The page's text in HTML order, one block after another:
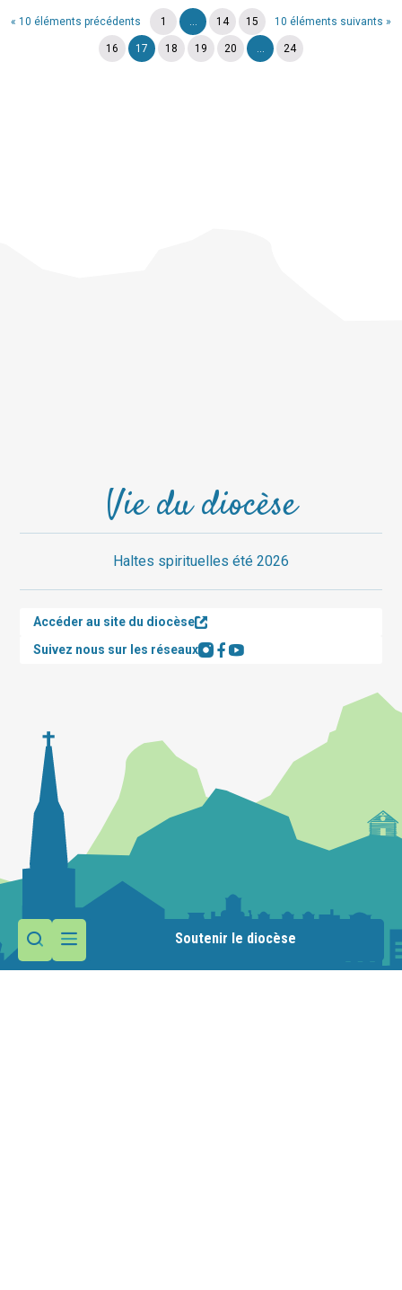
Soutenir le diocèse
« 10 éléments précédents 10 éléments suivants »
1 ... 14 15
16 17 18 19 20 ... 24
Vie du diocèse
Haltes spirituelles été 2026
Accéder au site du diocèse
Suivez nous sur les réseaux